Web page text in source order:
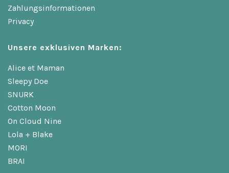
Zahlungsinformationen
Privacy
Unsere exklusiven Marken:
Alice et Maman
Sleepy Doe
SNURK
Cotton Moon
On Cloud Nine
Lola + Blake
MORI
BRAI